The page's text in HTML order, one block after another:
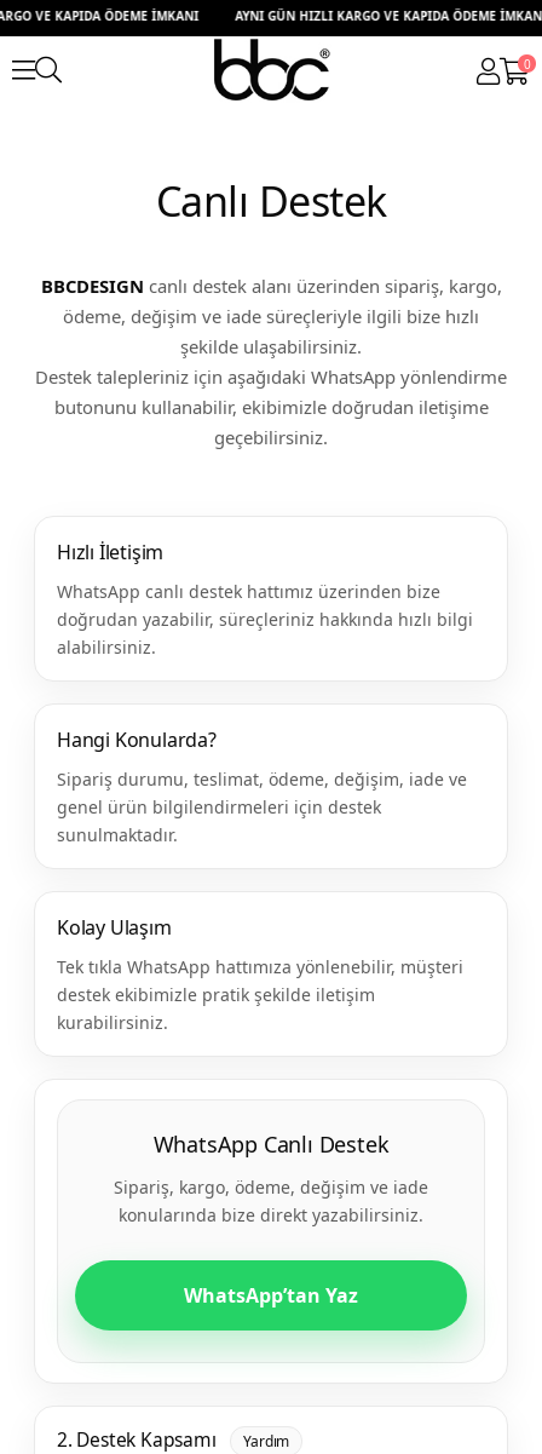
VE KAPIDA ÖDEME İMKANI AYNI GÜN HIZLI KARGO VE KAPIDA ÖDEME İMKANI
0
Canlı Destek
BBCDESIGN canlı destek alanı üzerinden sipariş, kargo,
ödeme, değişim ve iade süreçleriyle ilgili bize hızlı
şekilde ulaşabilirsiniz.
Destek talepleriniz için aşağıdaki WhatsApp yönlendirme
butonunu kullanabilir, ekibimizle doğrudan iletişime
geçebilirsiniz.
Hızlı İletişim
WhatsApp canlı destek hattımız üzerinden bize
doğrudan yazabilir, süreçleriniz hakkında hızlı bilgi
alabilirsiniz.
Hangi Konularda?
Sipariş durumu, teslimat, ödeme, değişim, iade ve
genel ürün bilgilendirmeleri için destek
sunulmaktadır.
Kolay Ulaşım
Tek tıkla WhatsApp hattımıza yönlenebilir, müşteri
destek ekibimizle pratik şekilde iletişim
kurabilirsiniz.
WhatsApp Canlı Destek
Sipariş, kargo, ödeme, değişim ve iade
konularında bize direkt yazabilirsiniz.
WhatsApp’tan Yaz
2. Destek Kapsamı Yardım